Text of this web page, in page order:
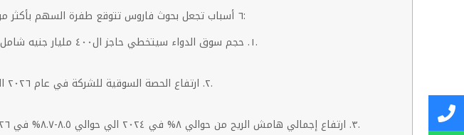
٦ أسباب تجعل بحوث فاروس تتوقع طفرة السهم بأكثر من ٥٠% في اقل من ١٢ شهر – ان شاء الله – و نادرا ما تجتمع هذه الأسباب في شركة خلال عام واحد:
١. حجم سوق الدواء سيتخطي حاجز ال٤٠٠ مليار جنيه شامل هامش الصيدليات في ٢٠٢٦ بسبب اكتمال تسعير ما تبقي من انواع الدواء المختلفة و تعافي الانتاج.
٢. ارتفاع الحصة السوقية للشركة في عام ٢٠٢٦ الي حوالي ٣٣-٣٤% من ٣١% في عام ٢٠٢٤ نظرا لانحسار تواجد منافس قوي بعد تعرضه للتعثر المالي.
٣. ارتفاع إجمالي هامش الريح من حوالي ٨% في ٢٠٢٤ الي حوالي ٨.٥-٨.٧% في ٢٠٢٦ نظرا للتوسع في توزيع منتجات مرتفعة الربحية خاصة منتجات التجميل و التسويق و الدعاية الطبية.